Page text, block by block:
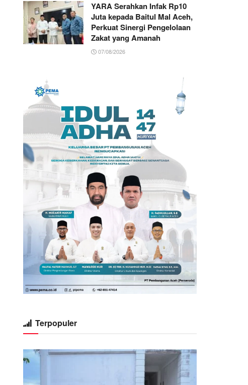
YARA Serahkan Infak Rp10
Juta kepada Baitul Mal Aceh,
Perkuat Sinergi Pengelolaan
Zakat yang Amanah ‎
07/08/2026
Terpopuler